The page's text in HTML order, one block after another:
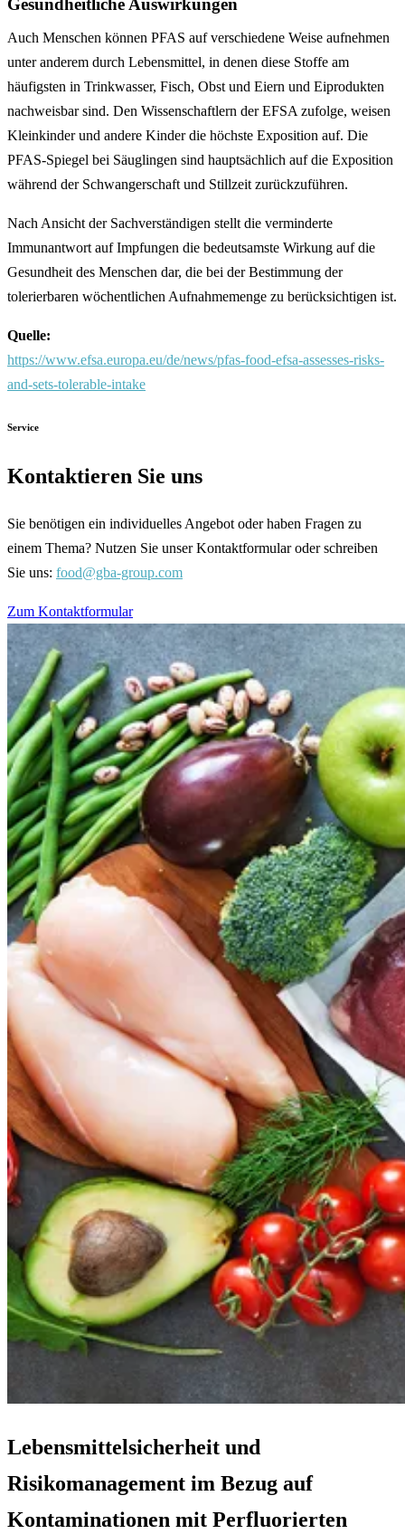
Auch Menschen können PFAS auf verschiedene Weise aufnehmen
unter anderem durch Lebensmittel, in denen diese Stoffe am
häufigsten in Trinkwasser, Fisch, Obst und Eiern und Eiprodukten
nachweisbar sind. Den Wissenschaftlern der EFSA zufolge, weisen
Kleinkinder und andere Kinder die höchste Exposition auf. Die
PFAS-Spiegel bei Säuglingen sind hauptsächlich auf die Exposition
während der Schwangerschaft und Stillzeit zurückzuführen.
Nach Ansicht der Sachverständigen stellt die verminderte
Immunantwort auf Impfungen die bedeutsamste Wirkung auf die
Gesundheit des Menschen dar, die bei der Bestimmung der
tolerierbaren wöchentlichen Aufnahmemenge zu berücksichtigen ist.
Quelle:
https://www.efsa.europa.eu/de/news/pfas-food-efsa-assesses-risks-
and-sets-tolerable-intake
Service
Kontaktieren Sie uns
Sie benötigen ein individuelles Angebot oder haben Fragen zu
einem Thema? Nutzen Sie unser Kontaktformular oder schreiben
Sie uns: food@gba-group.com
Zum Kontaktformular
Lebensmittelsicherheit und
Risikomanagement im Bezug auf
Kontaminationen mit Perfluorierten